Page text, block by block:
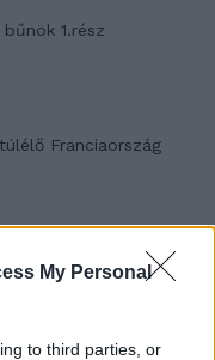
My Personal
to third parties, or
1.rész
Franciaország